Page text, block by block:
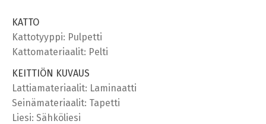
KATTO
Kattotyyppi: Pulpetti
Kattomateriaalit: Pelti
KEITTIÖN KUVAUS
Lattiamateriaalit: Laminaatti
Seinämateriaalit: Tapetti
Liesi: Sähköliesi